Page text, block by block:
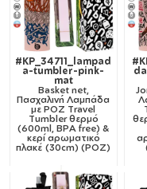
#KP_34711_lampad
a-tumbler-pink-
mat
Basket net,
Πασχαλινή Λαμπάδα
με ΡΟΖ Travel
Tumbler θερμό
(600ml, BPA free) &
κερί αρωματικό
πλακέ (30cm) (ΡΟΖ)